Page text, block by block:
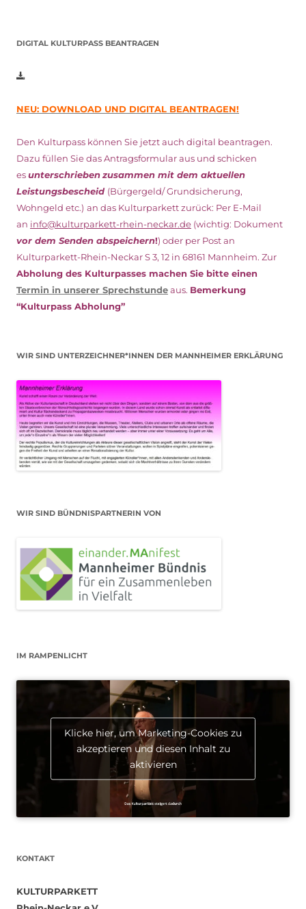
DIGITAL KULTURPASS BEANTRAGEN
NEU: DOWNLOAD UND DIGITAL BEANTRAGEN!
Den Kulturpass können Sie jetzt auch digital beantragen.
Dazu füllen Sie das Antragsformular aus und schicken
esunterschriebenzusammen mit dem aktuellen
Leistungsbescheid (Bürgergeld/ Grundsicherung,
Wohngeld etc.) an das Kulturparkett zurück: Per E-Mail
an info@kulturparkett-rhein-neckar.de (wichtig: Dokument
vor dem Senden abspeichern!) oder per Post an
Kulturparkett-Rhein-Neckar S 3, 12 in 68161 Mannheim. Zur
Abholung des Kulturpasses machen Sie bitte einen
Termin in unserer Sprechstundeaus. Bemerkung
“Kulturpass Abholung”
WIR SIND UNTERZEICHNER*INNEN DER MANNHEIMER ERKLÄRUNG
WIR SIND BÜNDNISPARTNERIN VON
IM RAMPENLICHT
Klicke hier, um Marketing-Cookies zu
akzeptieren und diesen Inhalt zu
aktivieren
KONTAKT
KULTURPARKETT